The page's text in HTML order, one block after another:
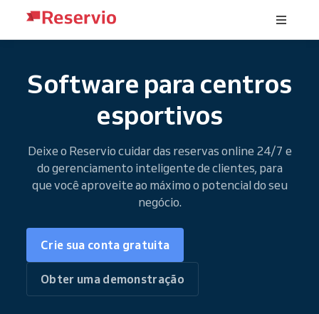
Software para centros
esportivos
Deixe o Reservio cuidar das reservas online 24/7 e
do gerenciamento inteligente de clientes, para
que você aproveite ao máximo o potencial do seu
negócio.
Crie sua conta gratuita
Obter uma demonstração